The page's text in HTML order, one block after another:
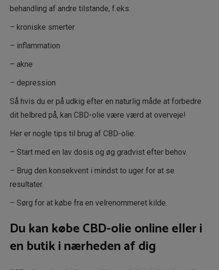
behandling af andre tilstande, f.eks:
– kroniske smerter
– inflammation
– akne
– depression
Så hvis du er på udkig efter en naturlig måde at forbedre
dit helbred på, kan CBD-olie være værd at overveje!
Her er nogle tips til brug af CBD-olie:
– Start med en lav dosis og øg gradvist efter behov.
– Brug den konsekvent i mindst to uger for at se
resultater.
– Sørg for at købe fra en velrenommeret kilde.
Du kan købe CBD-olie online eller i
en butik i nærheden af dig